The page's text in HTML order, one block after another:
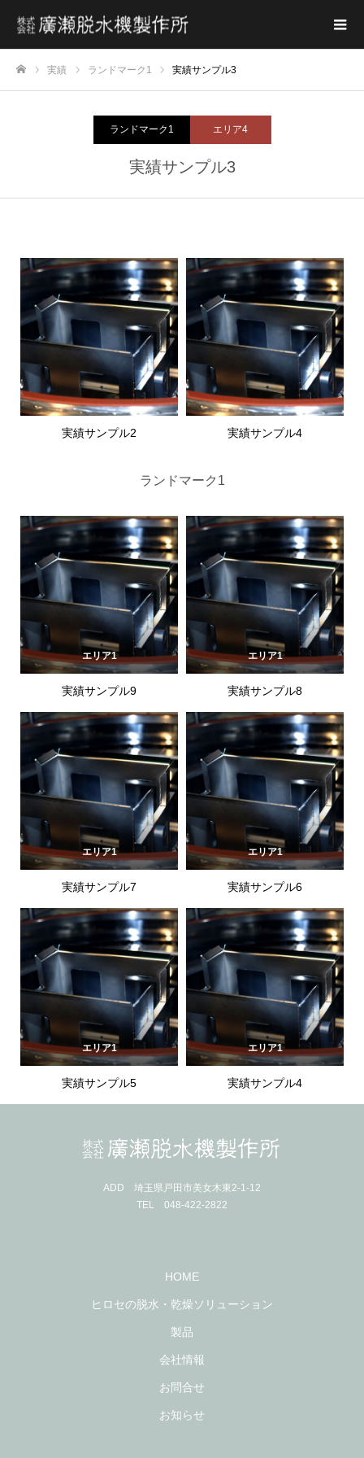
実績 ランドマーク1 実績サンプル3
ランドマーク1 エリア4
実績サンプル3
実績サンプル2 実績サンプル4
ランドマーク1
エリア1
実績サンプル9
エリア1
実績サンプル8
エリア1
実績サンプル7
エリア1
実績サンプル6
エリア1
実績サンプル5
エリア1
実績サンプル4
ADD 埼玉県戸田市美女木東2-1-12
TEL 048-422-2822
HOME
ヒロセの脱水・乾燥ソリューション
製品
会社情報
お問合せ
お知らせ